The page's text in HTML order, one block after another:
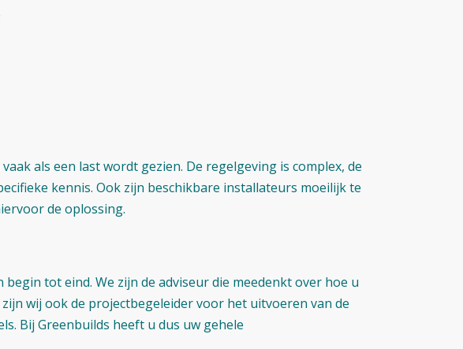
als een last wordt gezien. De regelgeving is complex, de
kennis. Ook zijn beschikbare installateurs moeilijk te
de oplossing.
tot eind. We zijn de adviseur die meedenkt over hoe u
wij ook de projectbegeleider voor het uitvoeren van de
Bij Greenbuilds heeft u dus uw gehele